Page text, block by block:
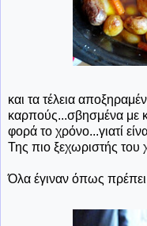
και τα τέλεια
καρπούς...σβησμένα με
φορά το χρόνο...γιατί
Της πιο ξεχωριστής του
Όλα έγιναν όπως